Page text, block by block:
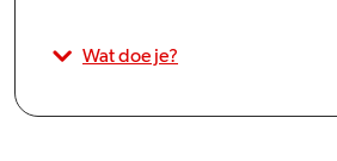
Wat doe je?